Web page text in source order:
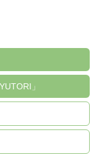
」